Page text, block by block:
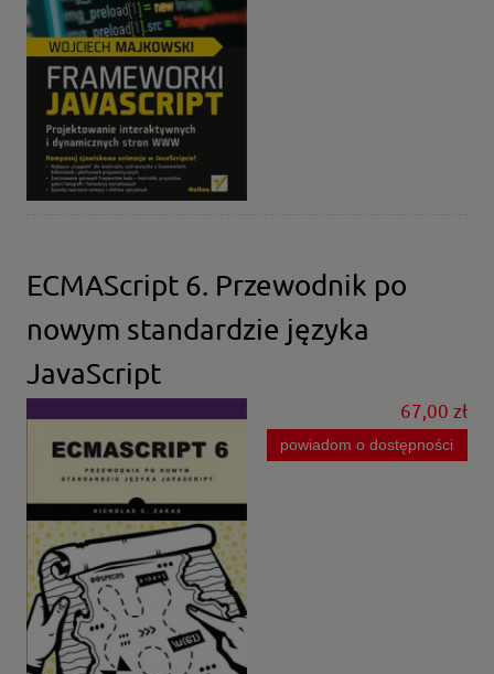
ECMAScript 6. Przewodnik po
nowym standardzie języka
JavaScript
67,00 zł
powiadom o dostępności